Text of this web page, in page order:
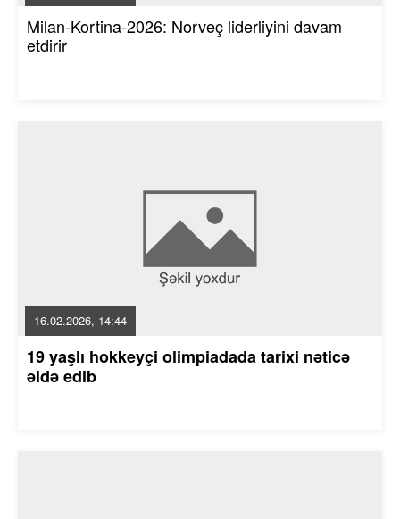
Milan-Kortina-2026: Norveç liderliyini davam
etdirir
16.02.2026, 14:44
19 yaşlı hokkeyçi olimpiadada tarixi nəticə
əldə edib